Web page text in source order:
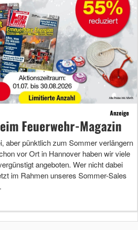
Anzeige
Feuerwehr-Magazin
aber pünktlich zum Sommer verlängern
vor Ort in Hannover haben wir viele
angeboten. Wer nicht dabei
im Rahmen unseres Sommer-Sales